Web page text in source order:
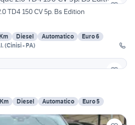
TD4 150 CV 5p. Bs Edition
Diesel Automatico
Euro 6
(Cinisi - PA)
Diesel Automatico Euro 5